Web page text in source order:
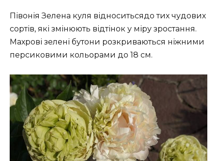
Півонія Зелена куля відноситьсядо тих чудових
сортів, які змінюють відтінок у міру зростання.
Махрові зелені бутони розкриваються ніжними
персиковими кольорами до 18 см.